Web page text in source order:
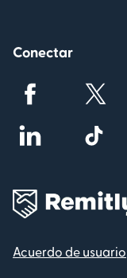
Conectar
Acuerdo de usuario